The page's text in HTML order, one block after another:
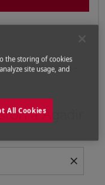
Voli Houston -
a Agadir
close
(origine e/o
the storing of cookies
site usage, and
All Cookies